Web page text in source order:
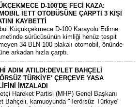
D-100'DE FECİ KAZA:
İETT OTOBÜSÜNE ÇARPTI 3 KİŞİ
KAYBETTİ
Küçükçekmece D-100 Karayolu Edirne
sürücüsünün kimliği henüz tespit
34 BLN 100 plakalı otomobil, önünde
arkadan hızla çarptı.
ADIM ATILDI:DEVLET BAHÇELİ
TÜRKİYE' ÇERÇEVE YASA
İMZALADI
Hareket Partisi (MHP) Genel Başkanı
Bahçeli, kamuoyunda "Terörsüz Türkiye"